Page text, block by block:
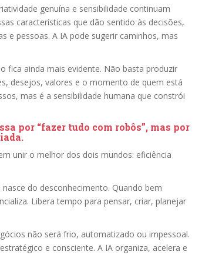
genuína e sensibilidade continuam
características que dão sentido às decisões,
e pessoas. A IA pode sugerir caminhos, mas
fica ainda mais evidente. Não basta produzir
desejos, valores e o momento de quem está
mas é a sensibilidade humana que constrói
por “fazer tudo com robôs”, mas por
.
unir o melhor dos dois mundos: eficiência
do desconhecimento. Quando bem
Libera tempo para pensar, criar, planejar
não será frio, automatizado ou impessoal.
e consciente. A IA organiza, acelera e